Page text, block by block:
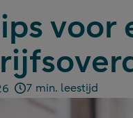
voor
op: 7 min. leestijd